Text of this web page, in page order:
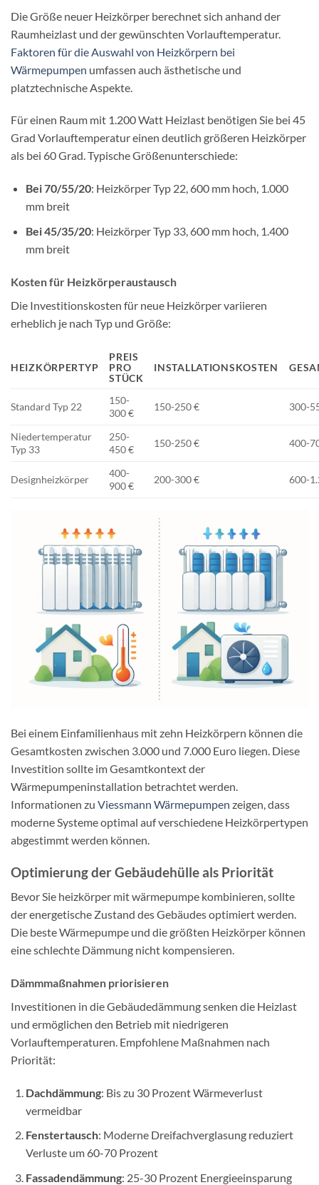
Die Größe neuer Heizkörper berechnet sich anhand der
Raumheizlast und der gewünschten Vorlauftemperatur.
Faktoren für die Auswahl von Heizkörpern bei
Wärmepumpen umfassen auch ästhetische und
platztechnische Aspekte.
Für einen Raum mit 1.200 Watt Heizlast benötigen Sie bei 45
Grad Vorlauftemperatur einen deutlich größeren Heizkörper
als bei 60 Grad. Typische Größenunterschiede:
Bei 70/55/20: Heizkörper Typ 22, 600 mm hoch, 1.000
mm breit
Bei 45/35/20: Heizkörper Typ 33, 600 mm hoch, 1.400
mm breit
Kosten für Heizkörperaustausch
Die Investitionskosten für neue Heizkörper variieren
erheblich je nach Typ und Größe:
HEIZKÖRPERTYP
PREIS
PRO
STÜCK
INSTALLATIONSKOSTEN
Standard Typ 22
150-
300 €
150-250 € 300-
Niedertemperatur
Typ 33
250-
450 €
150-250 € 400-
Designheizkörper
400-
900 €
200-300 € 600-
Bei einem Einfamilienhaus mit zehn Heizkörpern können die
Gesamtkosten zwischen 3.000 und 7.000 Euro liegen. Diese
Investition sollte im Gesamtkontext der
Wärmepumpeninstallation betrachtet werden.
Informationen zu Viessmann Wärmepumpen zeigen, dass
moderne Systeme optimal auf verschiedene Heizkörpertypen
abgestimmt werden können.
Optimierung der Gebäudehülle als Priorität
Bevor Sie heizkörper mit wärmepumpe kombinieren, sollte
der energetische Zustand des Gebäudes optimiert werden.
Die beste Wärmepumpe und die größten Heizkörper können
eine schlechte Dämmung nicht kompensieren.
Dämmmaßnahmen priorisieren
Investitionen in die Gebäudedämmung senken die Heizlast
und ermöglichen den Betrieb mit niedrigeren
Vorlauftemperaturen. Empfohlene Maßnahmen nach
Priorität:
Dachdämmung: Bis zu 30 Prozent Wärmeverlust
vermeidbar
Fenstertausch: Moderne Dreifachverglasung reduziert
Verluste um 60-70 Prozent
Fassadendämmung: 25-30 Prozent Energieeinsparung